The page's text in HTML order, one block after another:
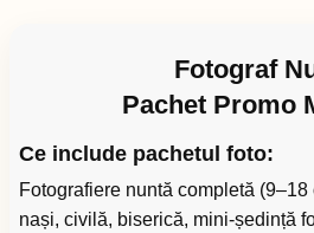
Fotograf
Pachet Promo
Ce include pachetul foto:
Fotografiere nuntă completă (9–18
nași, civilă, biserică, mini-ședință